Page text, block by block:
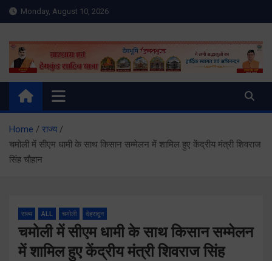
Skip
to
Monday, August 10, 2026
Meru Raibar | Uttarakhand
News | Uttarkashi News
meruraibar.com
Home
राज्य
चमोली में सीएम धामी के साथ किसान सम्मेलन में शामिल हुए केंद्रीय मंत्री शिवराज
सिंह चौहान
राज्य ALL चमोली देहरादून
चमोली में सीएम धामी के साथ किसान सम्मेलन
में शामिल हुए केंद्रीय मंत्री शिवराज सिंह